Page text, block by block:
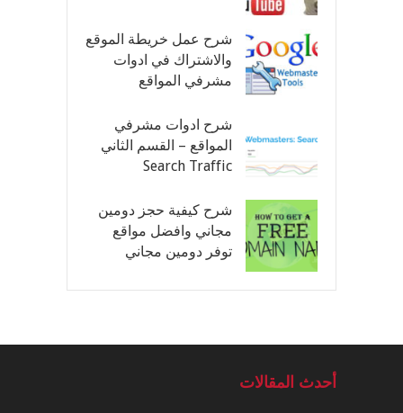
شرح عمل خريطة الموقع
والاشتراك في ادوات
مشرفي المواقع
شرح ادوات مشرفي
المواقع – القسم الثاني
Search Traffic
شرح كيفية حجز دومين
مجاني وافضل مواقع
توفر دومين مجاني
أحدث المقالات